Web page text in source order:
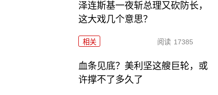
泽连斯基一夜斩总理又砍防长，
这大戏几个意思？
相关 阅读 17385
血条见底？美利坚这艘巨轮，或
许撑不了多久了